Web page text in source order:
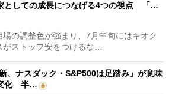
としての成長につなげる4つの視点 「…
の調整色が強まり、7月中旬にはキオク
がストップ安をつけるな…
、ナスダック・S&P500は足踏み」が意味
化 半…